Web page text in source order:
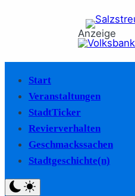
Anzeige
Start
Veranstaltungen
StadtTicker
Revierverhalten
Geschmackssachen
Stadtgeschichte(n)